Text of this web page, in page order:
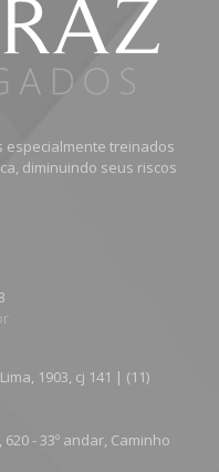
especialmente treinados
diminuindo seus riscos
1903, cj 141 | (11)
- 33º andar, Caminho